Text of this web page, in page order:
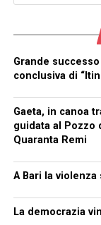
Grande
conclusiva di
Gaeta, in canoa
guidata al Pozzo
Quaranta Remi
A Bari la
La democrazia